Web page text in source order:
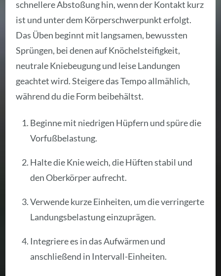
schnellere Abstoßung hin, wenn der Kontakt kurz
ist und unter dem Körperschwerpunkt erfolgt.
Das Üben beginnt mit langsamen, bewussten
Sprüngen, bei denen auf Knöchelsteifigkeit,
neutrale Kniebeugung und leise Landungen
geachtet wird. Steigere das Tempo allmählich,
während du die Form beibehältst.
Beginne mit niedrigen Hüpfern und spüre die
Vorfußbelastung.
Halte die Knie weich, die Hüften stabil und
den Oberkörper aufrecht.
Verwende kurze Einheiten, um die verringerte
Landungsbelastung einzuprägen.
Integriere es in das Aufwärmen und
anschließend in Intervall-Einheiten.